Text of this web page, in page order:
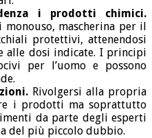
i prodotti chimici.
mascherina per il
protettivi, attenendosi
alle dosi indicate. I principi
per l’uomo e possono
Rivolgersi alla propria
i prodotti ma soprattutto
da parte degli esperti
del più piccolo dubbio.